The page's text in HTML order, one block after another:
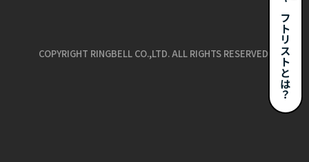
ギフトリストとは？
COPYRIGHT RINGBELL CO.,LTD. ALL RIGHTS RESERVED.